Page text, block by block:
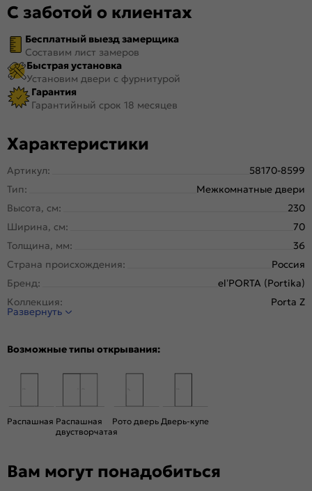
С заботой о клиентах
Бесплатный выезд замерщика
Составим лист замеров
Быстрая установка
Установим двери с фурнитурой
Гарантия
Гарантийный срок 18 месяцев
Характеристики
Артикул:
58170-8599
Тип:
Межкомнатные двери
Высота, см:
230
Ширина, см:
70
Толщина, мм:
36
Страна происхождения:
Россия
Бренд:
el’PORTA (Portika)
Коллекция:
Porta Z
Стиль:
Конструкция двери:
Тип погонажных изделий:
Телескопический, компланарный
Развернуть
Возможные типы открывания:
Распашная Распашная
двустворчатая
Рото дверь Дверь-купе
Вам могут понадобиться